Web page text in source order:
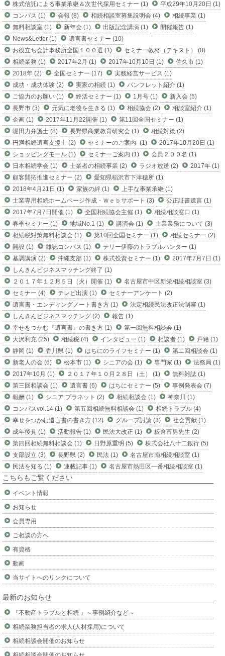
株式信託による事業承継＆次世代採用セミナー (1)
平成29年10月20日 (1)
コンパス (1)
会報 (8) 相続相談室募集説明会 (4)
相続事業 (1)
無料相談室 (1)
新年会 (1) 出版記念講演 (1)
開催報告 (1)
News&Letter (1)
遺言書セミナー (10)
お役立ち会計事務所全国１００選 (1)
セミナー教材（テキスト） (8)
相続業務 (1)
2017年2月 (1) 2017年10月10日 (1)
佐久市 (1)
2018年 (2)
全国セミナー (17)
実務経営サービス (1)
成功・成功体験 (2)
実家の相続 (1)
パンフレット紹介 (1)
ご協力のお願い (1)
終活セミナー (1) 1月号 (1)
新入会 (5)
長野市 (3)
元気に老後を生きる (1) 相続協会 (2)
相談室紹介 (1)
企画 (1)
2017年11月22開催 (1)
第11回全国セミナー (1)
堀田力弁護士 (8)
長野県商業教育研究会 (1)
相続対策 (2)
円満相続遺言支援士 (2)
セミナーのご案内- (1)
2017年10月20日 (1)
ショッピングモール (1)
セミナーご案内 (1)
会員２００名 (1)
日本相続学会 (1)
士業者の相続事業 (2) ラジオ放送 (2)
2017年 (1)
顧客開拓推進セミナー (2)
愛知県稲沢市下津穂所 (1)
2018年4月21日 (1)
家族の絆 (1)
上手な事業承継 (1)
士業専用相続ホームページ作成・Ｗｅｂサポート (3)
公正証書遺言 (1)
2017年7月7日開催 (1)
全国相続協会主催 (1)
相続相談窓口 (1)
春季セミナー (1)
地域No.1 (1) 講演会 (1)
士業業務について (3)
相続税対策無料相談会 (1)
第10回全国セミナー (1)
相続セミナー (2)
開設 (1)
雑誌コンパス (1)
テリー伊藤のトラブルハンター (1)
基調講演 (2)
沖縄支部 (1) 株式投資セミナー (1)
2017年7月7日 (1)
しんきんビジネスマッチング終了 (1)
２０１７年１２月５日（火）開催 (1)
名古屋市中区新栄相続相談室 (3)
セミナー (4)
テレビ出演 (1)
セミナーアンケート (2)
遺言書・エンディングノート書き方 (1)
法定相続民法改正法制審 (1)
しんきんビジネスマッチング (2)
報告 (1)
幸せをつかむ『遺言書』の書き方 (1)
第一回無料相談会 (1)
大沢利充 (25)
相続税 (4) インタビュー (1) 相談者 (1)
戸籍 (1)
静岡 (1)
香川県 (1) はちにのライフセミナー (1)
第二回相談会 (1)
新老人の会 (6)
松本市 (1) シニアの会 (1) 専門家 (1)
法務局 (1)
2017年10月 (1)
２０１７年１０月２８日（土） (1)
無料雑誌 (1)
第三回相談会 (1)
遺言書 (6) はちにセミナー (5)
事例発表会 (7)
報酬 (1)
シニア プラネット (2) 相続相談会 (1)
神奈川 (1)
コンパスvol.14 (1)
第五回相続無料相談会 (1)
相続トラブル (4)
幸せをつかむ遺言書の書き方 (12)
グループ討論 (3)
社会貢献 (1)
成年後見 (1)
活動報告 (1) 民法大改正 (1)
板倉富男先生 (2)
第四回相続無料相談会 (1)
日野原重明 (5)
株式会社八十二銀行 (5)
支部設立 (3)
長野県 (2) 民法 (1)
名古屋市南相続相談室 (1)
民法を知る (1)
連載記事 (1) 名古屋市熱田区一番相続相談室 (1)
こちらもご覧ください
イベント情報
お知らせ
会員専用
ご相談の方へ
有資格
動画
当サイトへのリンクについて
最新のお知らせ
『不動産トラブルと相続 』～事例紹介など～
相続業務担当者の求人(人材採用)について
相続相談会開催のお知らせ